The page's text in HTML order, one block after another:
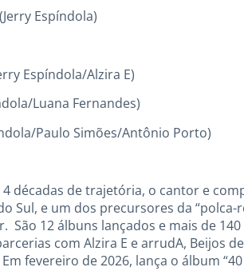
Espíndola)
Espíndola/Alzira E)
Luana Fernandes)
Paulo Simões/Antônio Porto)
4 décadas de trajetória, o cantor e
Sul, e um dos precursores da
São 12 álbuns lançados e mais de
com Alzira E e arrudA, Beijos
fevereiro de 2026, lança o álbum “40